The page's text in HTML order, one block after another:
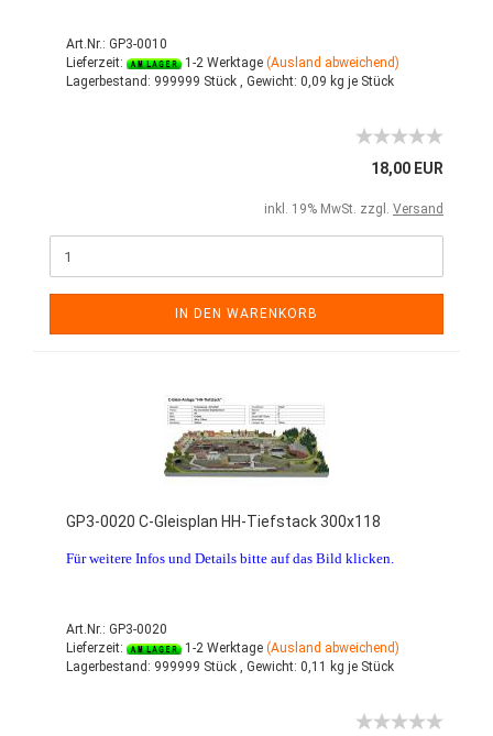
Art.Nr.: GP3-0010
Lieferzeit:
1-2 Werktage (Ausland abweichend)
Lagerbestand: 999999 Stück , Gewicht: 0,09 kg je Stück
18,00 EUR
inkl. 19% MwSt. zzgl. Versand
IN DEN WARENKORB
GP3-0020 C-Gleisplan HH-Tiefstack 300x118
Für weitere Infos und Details bitte auf das Bild klicken.
Art.Nr.: GP3-0020
Lieferzeit:
1-2 Werktage (Ausland abweichend)
Lagerbestand: 999999 Stück , Gewicht: 0,11 kg je Stück